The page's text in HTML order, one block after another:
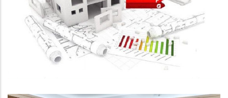
D'HABITATGES ON CONVIUEN
PERSONES DE 65 ANYS O MÉS
Habitatge